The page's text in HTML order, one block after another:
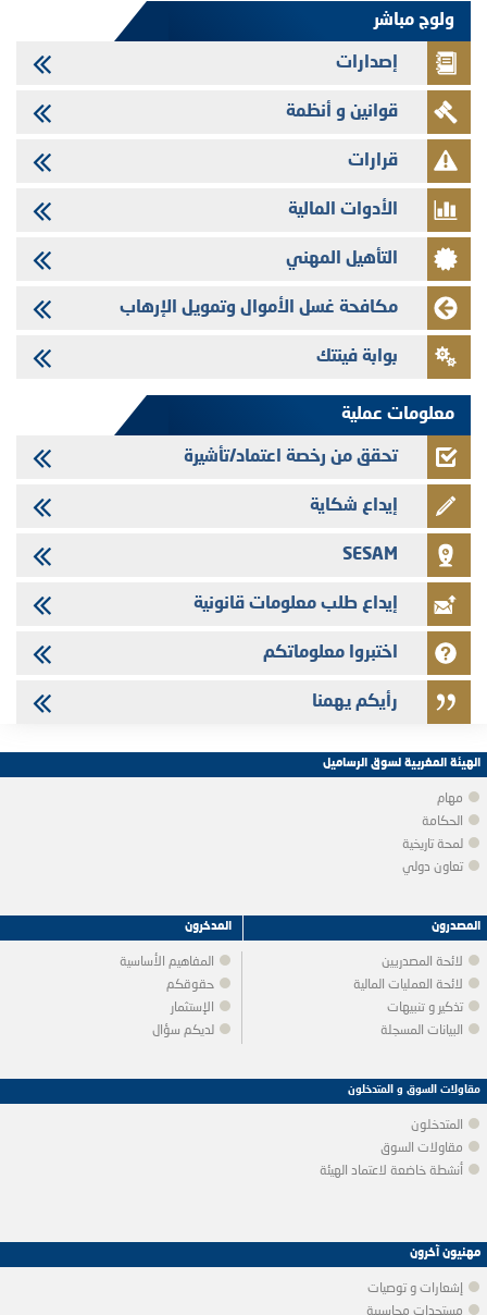
وفابايل - التحيين السنوي لملف المعلومات المتعلق ببرنامج إصدار سندات
شركات التمويل
29/07/2026
تهنئة بمناسبة عيد العرش المجيد
29/07/2026
تنشر الهيئة المغربية لسوق الرساميل العدد الرابع عشر من مجلة سوق الرساميل
28/07/2026
Med Paper - تجاوز حد المساهمة 5%
24/07/2026
سندات شركات التمويل
24/07/2026
Jaida - التحيين السنوي لملف المعلومات المتعلق ببرنامج إصدار سندات
ولوج مباشر
إصدارات
قوانين و أنظمة
قرارات
الأدوات المالية
التأهيل المهني
مكافحة غسل الأموال وتمويل الإرهاب
بوابة فينتك
معلومات عملية
تحقق من رخصة اعتماد/تأشيرة
إيداع شكاية
SESAM
إيداع طلب معلومات قانونية
اختبروا معلوماتكم
رأيكم يهمنا
الهيئة المغربية لسوق الرساميل
مهام
الحكامة
لمحة تاريخية
تعاون دولي
المدخرون
المفاهيم الأساسية
حقوقكم
الإستثمار
لديكم سؤال
المصدرون
لائحة المصدريين
لائحة العمليات المالية
تذكير و تنبيهات
البيانات المسجلة
مقاولات السوق و المتدخلون
المتدخلون
مقاولات السوق
أنشطة خاضعة لاعتماد الهيئة
مهنيون آخرون
إشعارات و توصيات
مستجدات محاسبية